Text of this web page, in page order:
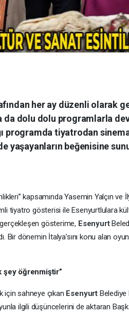
her ay düzenli olarak
da dolu dolu programlarla
programda tiyatrodan
yaşayanların beğenisine
kapsamında Yasemin Yalçın
tiyatro gösterisi ile Esenyurtlulara
gösterime, Esenyurt
Bir dönemin İtalya’sını konu alan
şey öğrenmiştir”
sahneye çıkan Esenyurt Belediye
ilgili düşüncelerini de aktaran